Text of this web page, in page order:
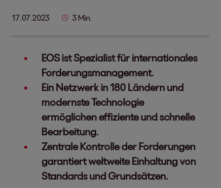
17.07.2023 3 Min.
EOS ist Spezialist für internationales
Forderungsmanagement.
Ein Netzwerk in 180 Ländern und
modernste Technologie
ermöglichen effiziente und schnelle
Bearbeitung.
Zentrale Kontrolle der Forderungen
garantiert weltweite Einhaltung von
Standards und Grundsätzen.